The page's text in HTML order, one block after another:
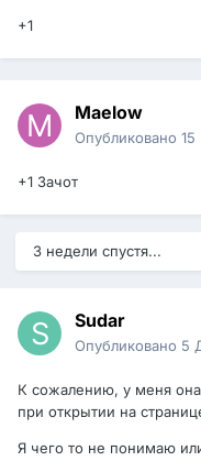
+1
Maelow
Опубликовано 15
+1 Зачот
3 недели спустя...
Sudar
Опубликовано 5
К сожалению, у меня
при открытии на
Я чего то не понимаю